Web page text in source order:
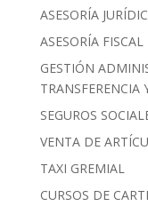
ASESORÍA
ASESORÍA FISCAL
GESTIÓN
TRANSFERENCIA
SEGUROS
VENTA DE
TAXI GREMIAL
CURSOS DE